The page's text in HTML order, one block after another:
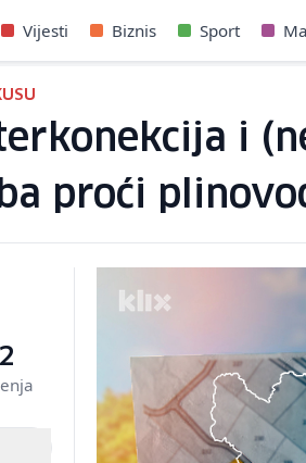
Vijesti Biznis Sport
i
proći